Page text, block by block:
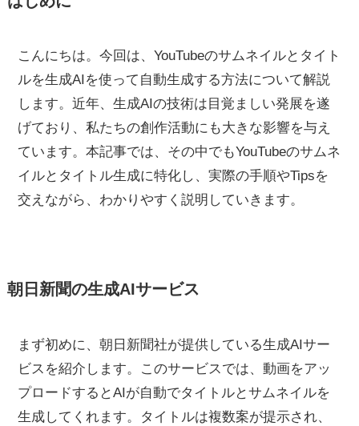
こんにちは。今回は、YouTubeのサムネイルとタイト
ルを生成AIを使って自動生成する方法について解説
します。近年、生成AIの技術は目覚ましい発展を遂
げており、私たちの創作活動にも大きな影響を与え
ています。本記事では、その中でもYouTubeのサムネ
イルとタイトル生成に特化し、実際の手順やTipsを
交えながら、わかりやすく説明していきます。
朝日新聞の生成AIサービス
まず初めに、朝日新聞社が提供している生成AIサー
ビスを紹介します。このサービスでは、動画をアッ
プロードするとAIが自動でタイトルとサムネイルを
生成してくれます。タイトルは複数案が提示され、